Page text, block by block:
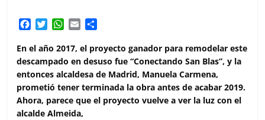
c
e
b
o
k
i
t
t
e
W
a
t
s
A
p
a
i
l
m
p
a
r
t
i
En el año 2017, el proyecto ganador para remodelar este
descampado en desuso fue “Conectando San Blas”, y la
entonces alcaldesa de Madrid, Manuela Carmena,
prometió tener terminada la obra antes de acabar 2019.
Ahora, parece que el proyecto vuelve a ver la luz con el
alcalde Almeida,